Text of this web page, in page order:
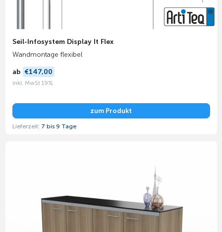
Seil-Infosystem Display It Flex
Wandmontage flexibel
ab €147,00
inkl. MwSt 19%
zum Produkt
Lieferzeit: 7 bis 9 Tage